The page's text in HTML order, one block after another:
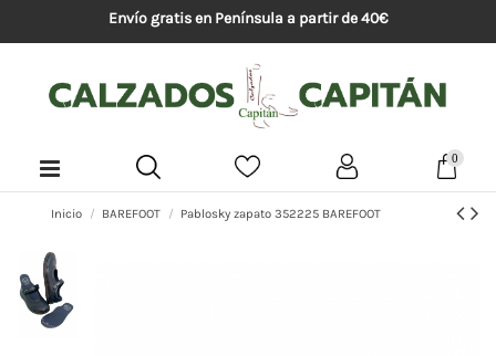
Envío gratis en Península a partir de 40€
0
Inicio BAREFOOT Pablosky zapato 352225 BAREFOOT